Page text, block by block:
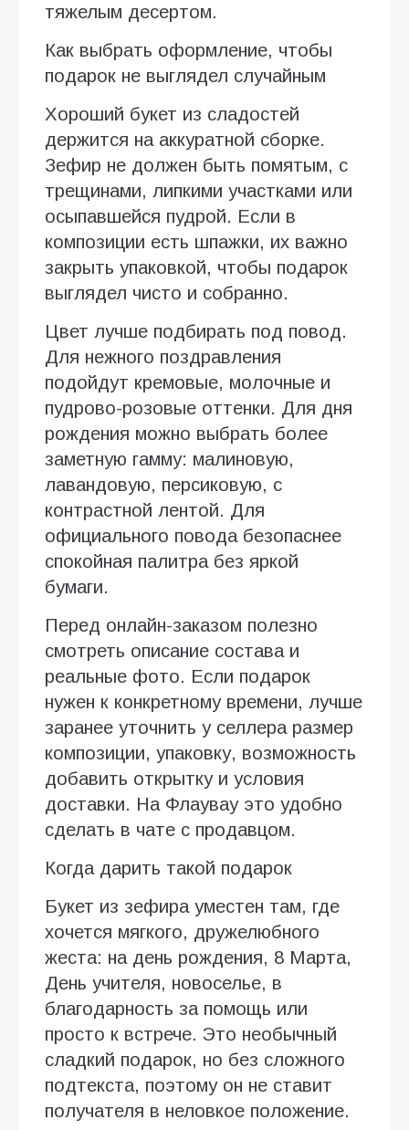
тяжелым десертом.
Как выбрать оформление, чтобы
подарок не выглядел случайным
Хороший букет из сладостей
держится на аккуратной сборке.
Зефир не должен быть помятым, с
трещинами, липкими участками или
осыпавшейся пудрой. Если в
композиции есть шпажки, их важно
закрыть упаковкой, чтобы подарок
выглядел чисто и собранно.
Цвет лучше подбирать под повод.
Для нежного поздравления
подойдут кремовые, молочные и
пудрово-розовые оттенки. Для дня
рождения можно выбрать более
заметную гамму: малиновую,
лавандовую, персиковую, с
контрастной лентой. Для
официального повода безопаснее
спокойная палитра без яркой
бумаги.
Перед онлайн-заказом полезно
смотреть описание состава и
реальные фото. Если подарок
нужен к конкретному времени, лучше
заранее уточнить у селлера размер
композиции, упаковку, возможность
добавить открытку и условия
доставки. На Флаувау это удобно
сделать в чате с продавцом.
Когда дарить такой подарок
Букет из зефира уместен там, где
хочется мягкого, дружелюбного
жеста: на день рождения, 8 Марта,
День учителя, новоселье, в
благодарность за помощь или
просто к встрече. Это необычный
сладкий подарок, но без сложного
подтекста, поэтому он не ставит
получателя в неловкое положение.